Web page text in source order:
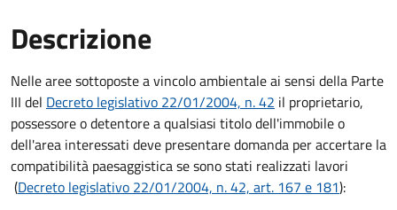
Descrizione
Nelle aree sottoposte a vincolo ambientale ai sensi della Parte
III del Decreto legislativo 22/01/2004, n. 42 il proprietario,
possessore o detentore a qualsiasi titolo dell'immobile o
dell'area interessati deve presentare domanda per accertare la
compatibilità paesaggistica se sono stati realizzati lavori
(Decreto legislativo 22/01/2004, n. 42, art. 167 e 181):